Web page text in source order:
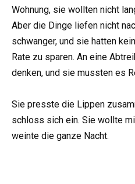
Wohnung, sie wollten nicht
Aber die Dinge liefen nicht
schwanger, und sie hatten
Rate zu sparen. An eine
denken, und sie mussten es
Sie presste die Lippen
schloss sich ein. Sie wollte
weinte die ganze Nacht.